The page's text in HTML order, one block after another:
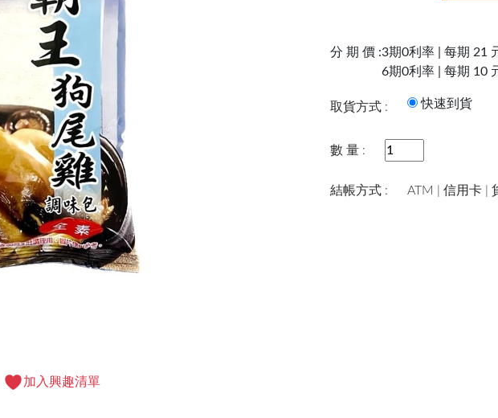
加入興趣清單
分 期 價 :3期0利率 | 每期 21
6期0利率 | 每期 10
取貨方式 : 快速到
數 量 :
結帳方式 : ATM | 信用卡 |